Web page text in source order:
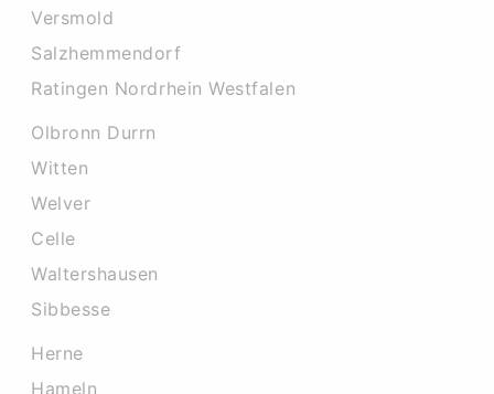
Versmold
Salzhemmendorf
Ratingen Nordrhein Westfalen
Olbronn Durrn
Witten
Welver
Celle
Waltershausen
Sibbesse
Herne
Hameln